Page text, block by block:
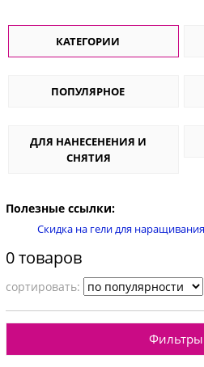
КАТЕГОРИИ
ПОПУЛЯРНОЕ
ДЛЯ НАНЕСЕНЕНИЯ И
СНЯТИЯ
Полезные ссылки:
Скидка на гели для
0 товаров
cортировать:
Фильтры